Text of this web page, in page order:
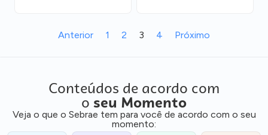
Anterior 1 2 3 4 Próximo
Conteúdos de acordo com
o seu Momento
Veja o que o Sebrae tem para você de acordo com o seu
momento: